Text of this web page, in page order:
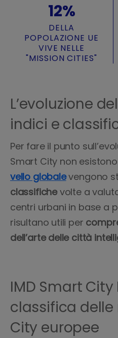
12%
DELLA
POPOLAZIONE UE
VIVE NELLE
"MISSION CITIES"
L’evoluzione
indici e
Per fare il punto
Smart City non
vello globalevengono
classifichevolte a
centri urbani in base a
risultano utili per
dell’arte delle città
IMD Smart City
classifica
City europee